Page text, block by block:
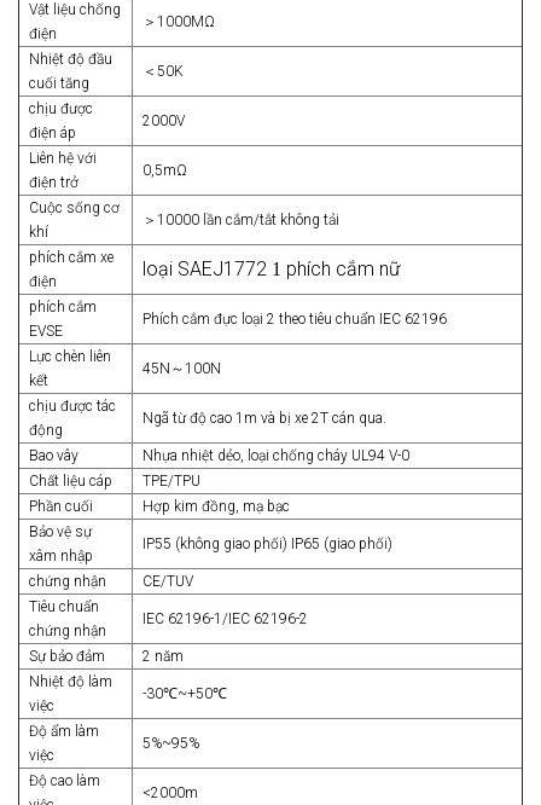
Vật liệu chống
điện
＞1000MΩ
Nhiệt độ đầu
cuối tăng
＜50K
chịu được
điện áp
2000V
Liên hệ với
điện trở
0,5mΩ
Cuộc sống cơ
khí
＞10000 lần cắm/tắt không tải
phích cắm xe
điện
loại SAEJ1772 1 phích cắm nữ
phích cắm
EVSE
Phích cắm đực loại 2 theo tiêu chuẩn IEC 62196
Lực chèn liên
kết
45N～100N
chịu được tác
động
Ngã từ độ cao 1m và bị xe 2T cán qua.
Bao vây
Nhựa nhiệt dẻo, loại chống cháy UL94 V-0
Chất liệu cáp
TPE/TPU
Phần cuối
Hợp kim đồng, mạ bạc
Bảo vệ sự
xâm nhập
IP55 (không giao phối) IP65 (giao phối)
chứng nhận
CE/TUV
Tiêu chuẩn
chứng nhận
IEC 62196-1/IEC 62196-2
Sự bảo đảm
2 năm
Nhiệt độ làm
việc
-30℃~+50℃
Độ ẩm làm
việc
5%~95%
Độ cao làm
<2000m